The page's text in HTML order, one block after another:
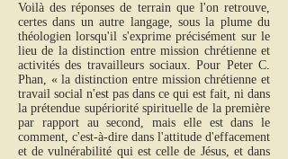
Voilà des réponses de terrain que l'on retrouve,
certes dans un autre langage, sous la plume du
théologien lorsqu'il s'exprime précisément sur le
lieu de la distinction entre mission chrétienne et
activités des travailleurs sociaux. Pour Peter C.
Phan, « la distinction entre mission chrétienne et
travail social n'est pas dans ce qui est fait, ni dans
la prétendue supériorité spirituelle de la première
par rapport au second, mais elle est dans le
comment, c'est-à-dire dans l'attitude d'effacement
et de vulnérabilité qui est celle de Jésus, et dans